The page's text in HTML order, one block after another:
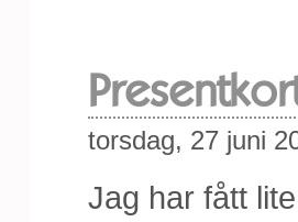
torsdag, 27 juni
Jag har fått